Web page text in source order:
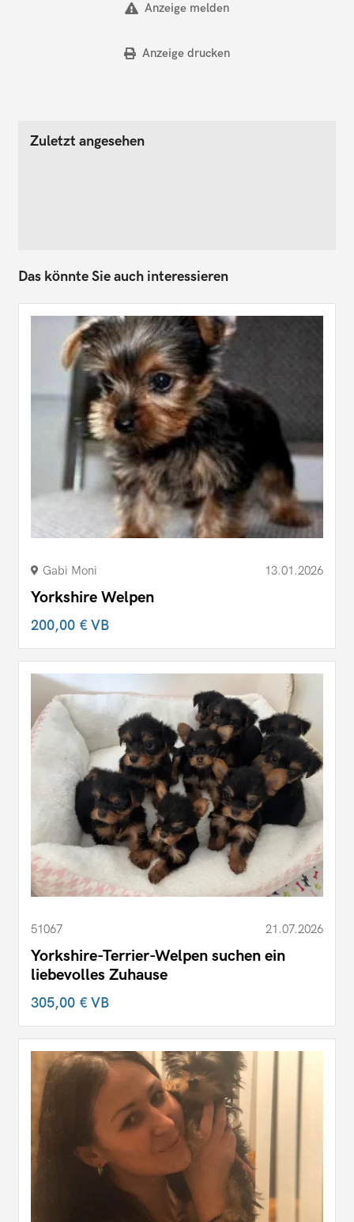
Anzeige melden
Anzeige drucken
Zuletzt angesehen
Das könnte Sie auch interessieren
Gabi Moni 13.01.2026
Yorkshire Welpen
200,00 €VB
51067 21.07.2026
Yorkshire-Terrier-Welpen suchen ein
liebevolles Zuhause
305,00 €VB